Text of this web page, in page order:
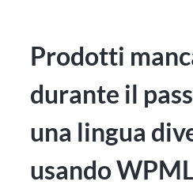
Prodotti
durante il
una lingua
usando